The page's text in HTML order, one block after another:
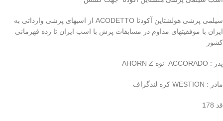
سیلمی پرشی هولشتاین آکودتا ACODETTO از اسبهای پرشی وارداتی به
ایران با موفقیتهای مداوم در مسابقات پرش با اسب ایران تا رده قهرمانی
کشور
پدر : ACCORADO نوه AHORN Z
مادر : WESTION کره لندگراف
قد 178